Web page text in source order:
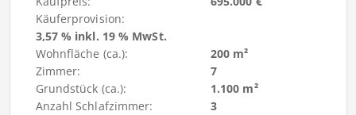
Käuferprovision:
3,57 % inkl. 19 % MwSt.
Wohnfläche (ca.):
200 m²
Zimmer:
7
Grundstück (ca.):
1.100 m²
Anzahl Schlafzimmer:
3